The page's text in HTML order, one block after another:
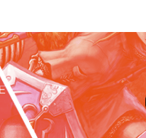
contenu
Tests
et
Actu
des
jeux